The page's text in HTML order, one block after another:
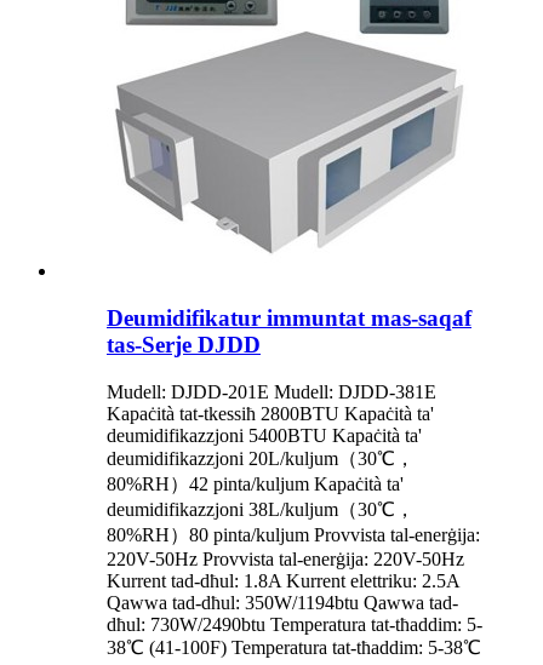
Deumidifikatur immuntat mas-saqaf
tas-Serje DJDD
Mudell: DJDD-201E Mudell: DJDD-381E
Kapaċità tat-tkessiħ 2800BTU Kapaċità ta'
deumidifikazzjoni 5400BTU Kapaċità ta'
deumidifikazzjoni 20L/kuljum（30℃，
80%RH）42 pinta/kuljum Kapaċità ta'
deumidifikazzjoni 38L/kuljum（30℃，
80%RH）80 pinta/kuljum Provvista tal-enerġija:
220V-50Hz Provvista tal-enerġija: 220V-50Hz
Kurrent tad-dħul: 1.8A Kurrent elettriku: 2.5A
Qawwa tad-dħul: 350W/1194btu Qawwa tad-
dħul: 730W/2490btu Temperatura tat-tħaddim: 5-
38℃ (41-100F) Temperatura tat-tħaddim: 5-38℃